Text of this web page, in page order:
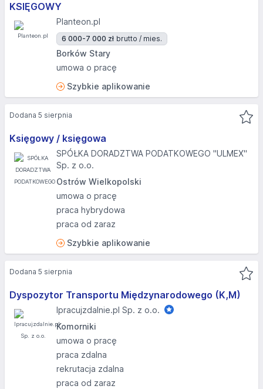
KSIĘGOWY
Planteon.pl
6 000-7 000 zł brutto / mies.
Borków Stary
umowa o pracę
Szybkie aplikowanie
Księgowy / księgowa
SPÓŁKA DORADZTWA PODATKOWEGO "ULMEX"
Sp. z o.o.
Ostrów Wielkopolski
umowa o pracę
praca hybrydowa
praca od zaraz
Szybkie aplikowanie
Dodana 5 sierpnia
Dyspozytor Transportu Międzynarodowego (K,M)
Ipracujzdalnie.pl Sp. z o.o.
Komorniki
umowa o pracę
praca zdalna
rekrutacja zdalna
praca od zaraz
Dodana 5 sierpnia